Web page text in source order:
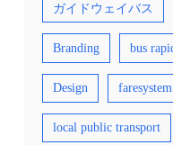
ガイドウェイバス
Branding bus
Design faresystem
local public transport